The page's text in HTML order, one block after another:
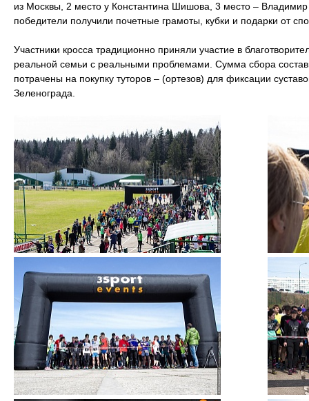
из Москвы, 2 место у Константина Шишова, 3 место –
победители получили почетные грамоты, кубки и подарки от
Участники кросса традиционно приняли участие в
реальной семьи с реальными проблемами. Сумма сбора
потрачены на покупку туторов – (ортезов) для фиксации
Зеленограда.